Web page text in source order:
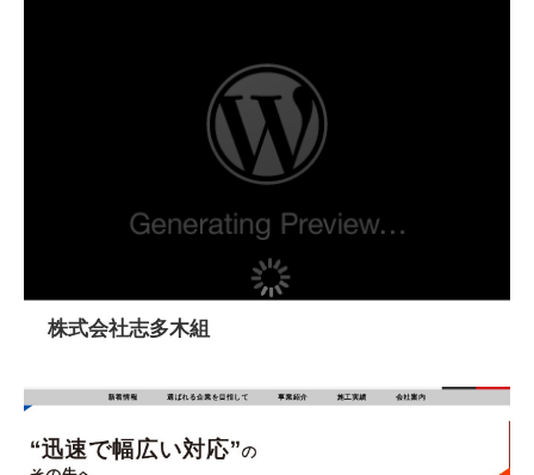
株式会社志多木組